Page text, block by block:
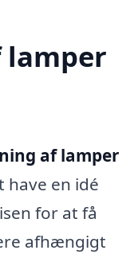
af lamper
have en idé
for at få
afhængigt